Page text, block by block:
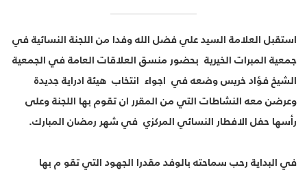
استقبل العلامة السيد علي فضل الله وفدا من اللجنة النسائية في
جمعية المبرات الخيرية بحضور منسق العلاقات العامة في الجمعية
الشيخ فؤاد خريس وضعه في اجواء انتخاب هيئة ادراية جديدة
وعرضن معه النشاطات التي من المقرر ان تقوم بها اللجنة وعلى
رأسها حفل الافطار النسائي المركزي في شهر رمضان المبارك.
في البداية رحب سماحته بالوفد مقدرا الجهود التي تقو م بها